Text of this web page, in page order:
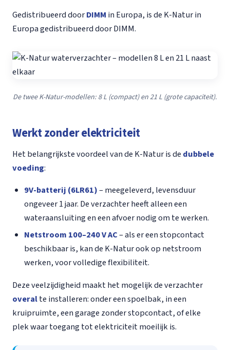
Gedistribueerd doorDIMM in Europa, is de K-Natur in
Europa gedistribueerd door DIMM.
De twee K-Natur-modellen: 8 L (compact) en 21 L (grote capaciteit).
Werkt zonder elektriciteit
Het belangrijkste voordeel van de K-Natur is de dubbele
voeding:
9V-batterij (6LR61)– meegeleverd, levensduur
ongeveer 1 jaar. De verzachter heeft alleen een
wateraansluiting en een afvoer nodig om te werken.
Netstroom 100–240 V AC– als er een stopcontact
beschikbaar is, kan de K-Natur ook op netstroom
werken, voor volledige flexibiliteit.
Deze veelzijdigheid maakt het mogelijk de verzachter
overalte installeren: onder een spoelbak, in een
kruipruimte, een garage zonder stopcontact, of elke
plek waar toegang tot elektriciteit moeilijk is.